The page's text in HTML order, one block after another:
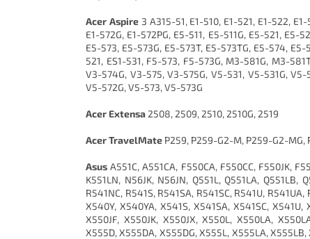
Acer Aspire 3 A315-51, E1-510, E1-521, E1-522,
E1-572G, E1-572PG, E5-511, E5-511G, E5-521, E5-
E5-573, E5-573G, E5-573T, E5-573TG, E5-574,
521, ES1-531, F5-573, F5-573G, M3-581G, M3-
V3-574G, V3-575, V3-575G, V5-531, V5-531G,
V5-572G, V5-573, V5-573G
Acer Extensa 2508, 2509, 2510, 2510G, 2519
Acer TravelMate P259, P259-G2-M, P259-G2-
Asus A551C, A551CA, F550CA, F550CC, F550JK,
K551LN, N56JK, N56JN, Q551L, Q551LA, Q551LB,
R541NC, R541S, R541SA, R541SC, R541U,
X540Y, X540YA, X541S, X541SA, X541SC,
X550JF, X550JK, X550JX, X550L, X550LA,
X555D, X555DA, X555DG, X555L, X555LA,